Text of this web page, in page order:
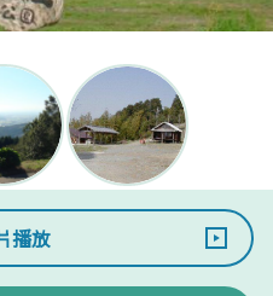
播放